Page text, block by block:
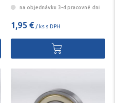
na objednávku 3-4 pracovné dni
1,95 € / ks s DPH